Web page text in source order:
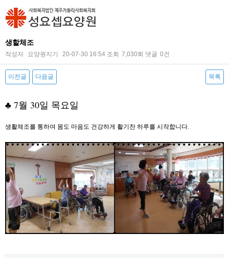
생할체조
작성자 요양원지기 20-07-30 16:54 조회 7,030회 댓글 0건
이전글 다음글 목록
♣ 7월 30일 목요일
생활체조를 통하여 몸도 마음도 건강하게 활기찬 하루를 시작합니다.